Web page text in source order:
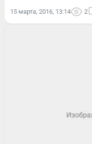
15 марта, 2016, 13:14 2